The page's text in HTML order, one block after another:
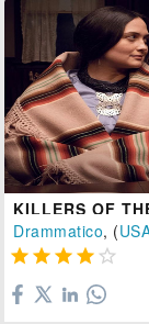
KILLERS OF
Drammatico, (
    